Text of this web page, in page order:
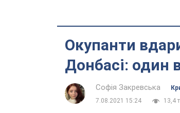
Окупанти
Донбасі: один
Софія Закревська
7.08.2021 15:24
13,4